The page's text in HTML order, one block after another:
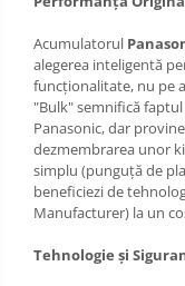
Acumulatorul
alegerea inteligentă
funcționalitate, nu pe
"Bulk" semnifică
Panasonic, dar
dezmembrarea unor
simplu (punguță de
beneficiezi de
Manufacturer) la un
Tehnologie și